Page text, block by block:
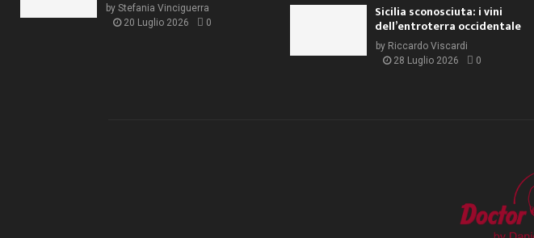
by Stefania Vinciguerra
20 Luglio 2026
0
Sicilia sconosciuta: i vini
dell’entroterra occidentale
by Riccardo Viscardi
28 Luglio 2026
0